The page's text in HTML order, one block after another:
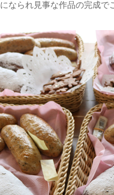
なられ見事な作品の完成で